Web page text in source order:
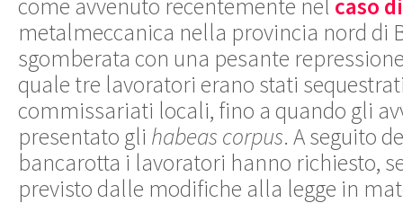
come avvenuto recentemente nel caso
metalmeccanica nella provincia nord di
sgomberata con una pesante
quale tre lavoratori erano stati
commissariati locali, fino a quando gli
presentato gli habeas corpus. A seguito
bancarotta i lavoratori hanno richiesto,
previsto dalle modifiche alla legge in